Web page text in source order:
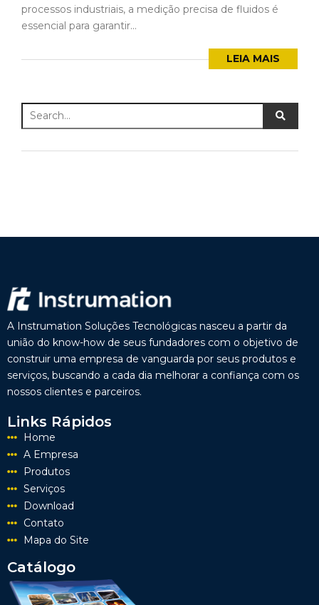
processos industriais, a medição precisa de fluidos é
essencial para garantir...
LEIA MAIS
A Instrumation Soluções Tecnológicas nasceu a partir da
união do know-how de seus fundadores com o objetivo de
construir uma empresa de vanguarda por seus produtos e
serviços, buscando a cada dia melhorar a confiança com os
nossos clientes e parceiros.
Links Rápidos
Home
A Empresa
Produtos
Serviços
Download
Contato
Mapa do Site
Catálogo